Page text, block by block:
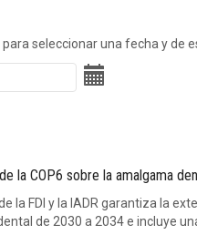
seleccionar una fecha y de
la COP6 sobre la amalgama
la FDI y la IADR garantiza la
de 2030 a 2034 e incluye